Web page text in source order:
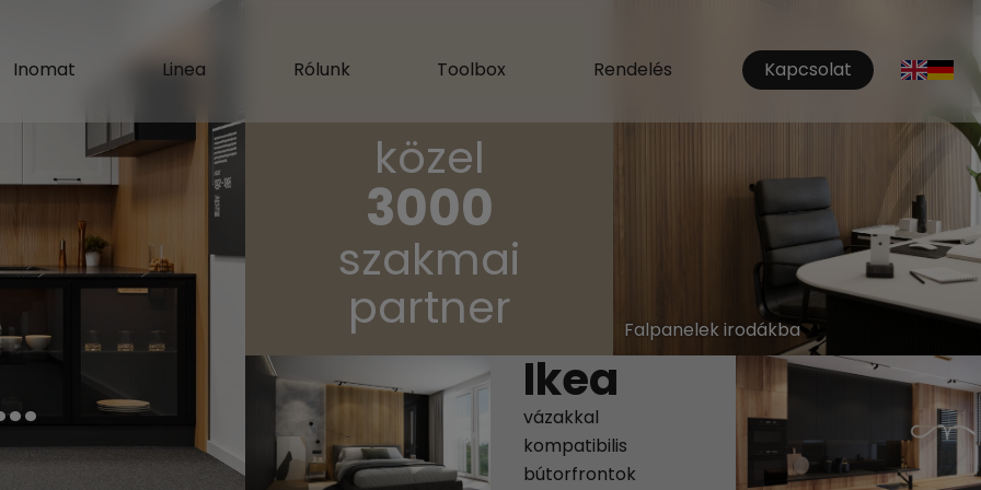
Inomat Linea Rólunk Toolbox Rendelés Kapcsolat
közel több mint
10 000
négyzetméter
gyártási
terület Falpanelek irodákba
Ikea
vázakkal
kompatibilis
bútorfrontok